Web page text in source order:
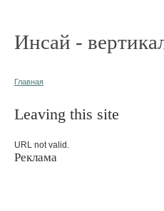
Инсай -
Главная
Leaving this site
URL not valid.
Реклама